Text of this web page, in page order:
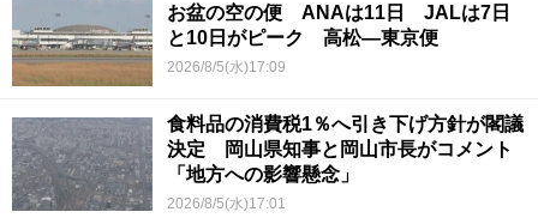
お盆の空の便 ANAは11日 JALは7日
と10日がピーク 高松―東京便
2026/8/5(水)17:09
食料品の消費税1％へ引き下げ方針が閣議
決定 岡山県知事と岡山市長がコメント
「地方への影響懸念」
2026/8/5(水)17:01